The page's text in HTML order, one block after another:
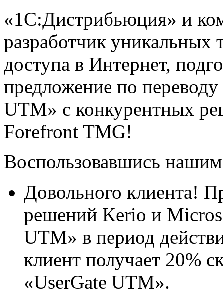
«1С:Дистрибьюция» и
разработчик уникальных
доступа в Интернет,
предложение по
UTM» с конкурентных
Forefront TMG!
Воспользовавшись
Довольного клиента!
решений Kerio и
UTM» в период
клиент получает 20%
«UserGate UTM».